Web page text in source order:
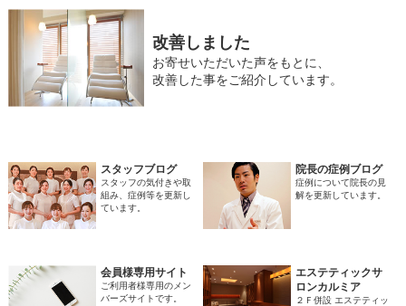
改善しました
お寄せいただいた声をもとに、
改善した事をご紹介しています。
スタッフブログ
スタッフの気付きや取
組み、症例等を更新し
ています。
院長の症例ブログ
症例について院長の見
解を更新しています。
会員様専用サイト
ご利用者様専用のメン
バーズサイトです。
エステティックサ
ロンカルミア
２Ｆ併設 エステティッ